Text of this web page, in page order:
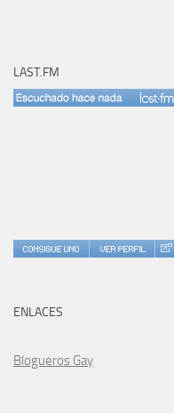
LAST.FM
ENLACES
Blogueros Gay